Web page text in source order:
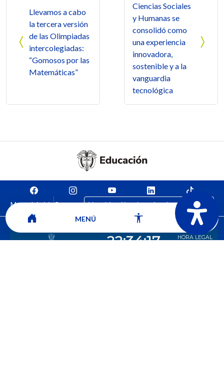
Llevamos a cabo
la tercera versión
de las Olimpiadas
intercolegiadas:
“Gomosos por las
Matemáticas”
Ciencias Sociales
y Humanas se
consolidó como
una experiencia
innovadora,
sostenible y a la
vanguardia
tecnológica
Mapa del sitioContacto Ver ubicación y horarios de atención
MENÚ